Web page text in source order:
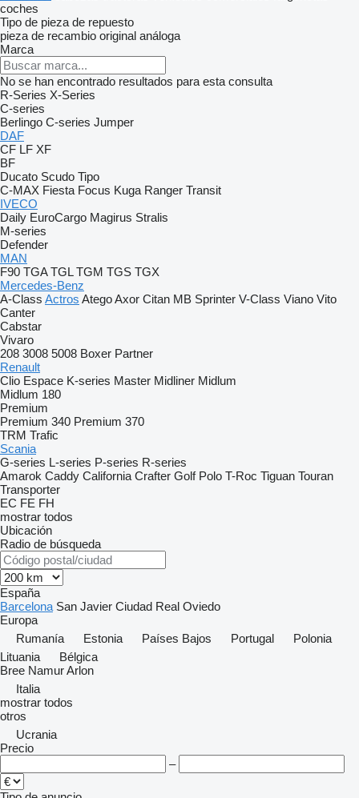
coches
Tipo de pieza de repuesto
pieza de recambio original análoga
Marca
No se han encontrado resultados para esta consulta
R-Series X-Series
C-series
Berlingo C-series Jumper
DAF
CF LF XF
BF
Ducato Scudo Tipo
C-MAX Fiesta Focus Kuga Ranger Transit
IVECO
Daily EuroCargo Magirus Stralis
M-series
Defender
MAN
F90 TGA TGL TGM TGS TGX
Mercedes-Benz
A-Class Actros AtegoAxor Citan MB Sprinter V-Class Viano Vito
Canter
Cabstar
Vivaro
208 3008 5008 Boxer Partner
Renault
Clio Espace K-series Master Midliner Midlum
Midlum 180
Premium
Premium 340 Premium 370
TRM Trafic
Scania
G-series L-series P-series R-series
Amarok Caddy California Crafter Golf Polo T-Roc Tiguan Touran
Transporter
EC FE FH
mostrar todos
Ubicación
Radio de búsqueda
España
Barcelona San Javier Ciudad Real Oviedo
Europa
Rumanía
Estonia Países Bajos Portugal
Polonia
Lituania
Bélgica
Bree NamurArlon
Italia
mostrar todos
otros
Ucrania
Precio
–